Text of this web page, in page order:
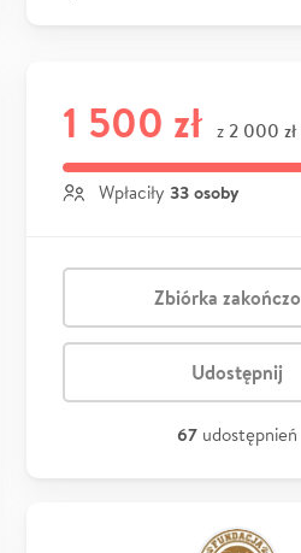
1 500 zł z 2 000
Wpłaciły 33 osoby
Zbiórka
Udostępnij
67 udostępnień